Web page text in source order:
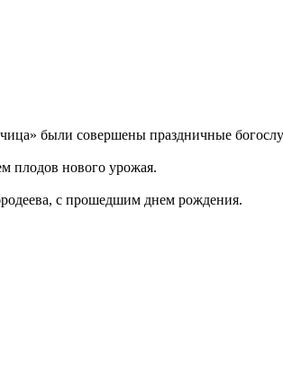
были совершены праздничные
плодов нового урожая.
с прошедшим днем рождения.